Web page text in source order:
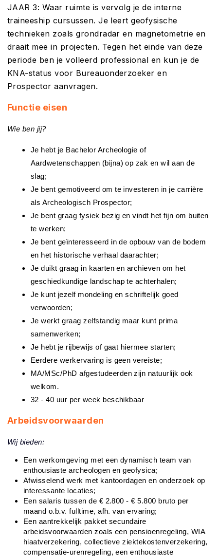
JAAR 3: Waar ruimte is vervolg je de interne
traineeship cursussen. Je leert geofysische
technieken zoals grondradar en magnetometrie en
draait mee in projecten. Tegen het einde van deze
periode ben je volleerd professional en kun je de
KNA-status voor Bureauonderzoeker en
Prospector aanvragen.
Functie eisen
Wie ben jij?
Je hebt je Bachelor Archeologie of
Aardwetenschappen (bijna) op zak en wil aan de
slag;
Je bent gemotiveerd om te investeren in je carrière
als Archeologisch Prospector;
Je bent graag fysiek bezig en vindt het fijn om buiten
te werken;
Je bent geïnteresseerd in de opbouw van de bodem
en het historische verhaal daarachter;
Je duikt graag in kaarten en archieven om het
geschiedkundige landschap te achterhalen;
Je kunt jezelf mondeling en schriftelijk goed
verwoorden;
Je werkt graag zelfstandig maar kunt prima
samenwerken;
Je hebt je rijbewijs of gaat hiermee starten;
Eerdere werkervaring is geen vereiste;
MA/MSc/PhD afgestudeerden zijn natuurlijk ook
welkom.
32 - 40 uur per week beschikbaar
Arbeidsvoorwaarden
Wij bieden:
Een werkomgeving met een dynamisch team van
enthousiaste archeologen en geofysica;
Afwisselend werk met kantoordagen en onderzoek op
interessante locaties;
Een salaris tussen de € 2.800 - € 5.800 bruto per
maand o.b.v. fulltime, afh. van ervaring;
Een aantrekkelijk pakket secundaire
arbeidsvoorwaarden zoals een pensioenregeling, WIA
hiaatverzekering, collectieve ziektekostenverzekering,
compensatie-urenregeling, een enthousiaste